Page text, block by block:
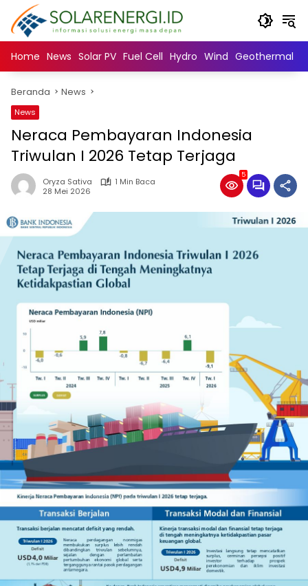
Langsung
konten
Home News Solar PV Fuel Cell Hydro Wind Geothermal
Beranda News
News
Neraca Pembayaran Indonesia
Triwulan I 2026 Tetap Terjaga
Oryza Sativa
1 Min Baca
28 Mei 2026
5